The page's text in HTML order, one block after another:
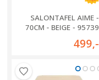
SALONTAFEL AIME -
70CM - BEIGE - 95739
499,-